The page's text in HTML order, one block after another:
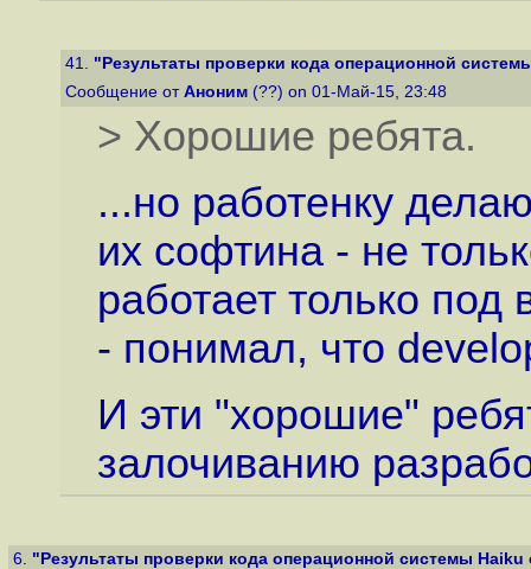
41. "Результаты проверки кода операционной
Сообщение от Аноним (??) on 01-Май-15, 23:48
> Хорошие ребята.
...но работенку
их софтина - не
работает только
- понимал, что
И эти "хорошие"
залочиванию
6. "Результаты проверки кода операционной системы